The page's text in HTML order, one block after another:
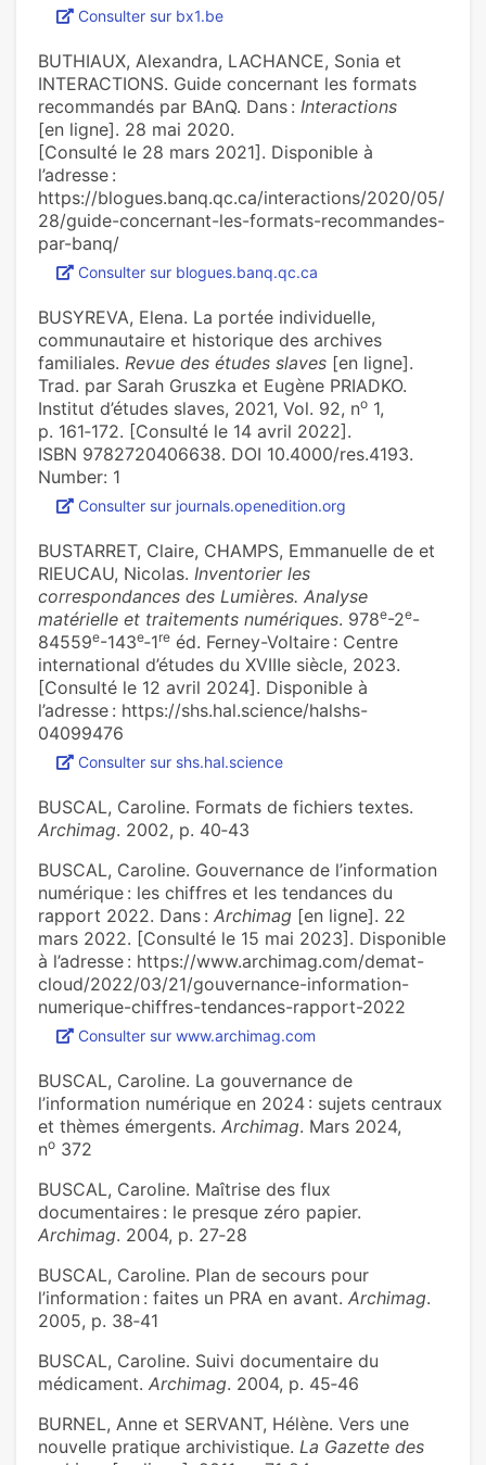
Consulter sur bx1.be
BUTHIAUX, Alexandra, LACHANCE, Sonia et
INTERACTIONS. Guide concernant les formats
recommandés par BAnQ. Dans : Interactions
[en ligne]. 28 mai 2020.
[Consulté le 28 mars 2021]. Disponible à
l’adresse :
https://blogues.banq.qc.ca/interactions/2020/05/
28/guide-concernant-les-formats-recommandes-
par-banq/
Consulter sur blogues.banq.qc.ca
BUSYREVA, Elena. La portée individuelle,
communautaire et historique des archives
familiales. Revue des études slaves [en ligne].
Trad. par Sarah Gruszka et Eugène PRIADKO.
Institut d’études slaves, 2021, Vol. 92, no 1,
p. 161‑172. [Consulté le 14 avril 2022].
ISBN 9782720406638. DOI 10.4000/res.4193.
Number: 1
Consulter sur journals.openedition.org
BUSTARRET, Claire, CHAMPS, Emmanuelle de et
RIEUCAU, Nicolas. Inventorier les
correspondances des Lumières. Analyse
matérielle et traitements numériques. 978e-2e-
84559e-143e‑1re éd. Ferney-Voltaire : Centre
international d’études du XVIIIe siècle, 2023.
[Consulté le 12 avril 2024]. Disponible à
l’adresse : https://shs.hal.science/halshs-
04099476
Consulter sur shs.hal.science
BUSCAL, Caroline. Formats de fichiers textes.
Archimag. 2002, p. 40‑43
BUSCAL, Caroline. Gouvernance de l’information
numérique : les chiffres et les tendances du
rapport 2022. Dans : Archimag [en ligne]. 22
mars 2022. [Consulté le 15 mai 2023]. Disponible
à l’adresse : https://www.archimag.com/demat-
cloud/2022/03/21/gouvernance-information-
numerique-chiffres-tendances-rapport-2022
Consulter sur www.archimag.com
BUSCAL, Caroline. La gouvernance de
l’information numérique en 2024 : sujets centraux
et thèmes émergents. Archimag. Mars 2024,
no 372
BUSCAL, Caroline. Maîtrise des flux
documentaires : le presque zéro papier.
Archimag. 2004, p. 27‑28
BUSCAL, Caroline. Plan de secours pour
l’information : faites un PRA en avant. Archimag.
2005, p. 38‑41
BUSCAL, Caroline. Suivi documentaire du
médicament. Archimag. 2004, p. 45‑46
BURNEL, Anne et SERVANT, Hélène. Vers une
nouvelle pratique archivistique. La Gazette des